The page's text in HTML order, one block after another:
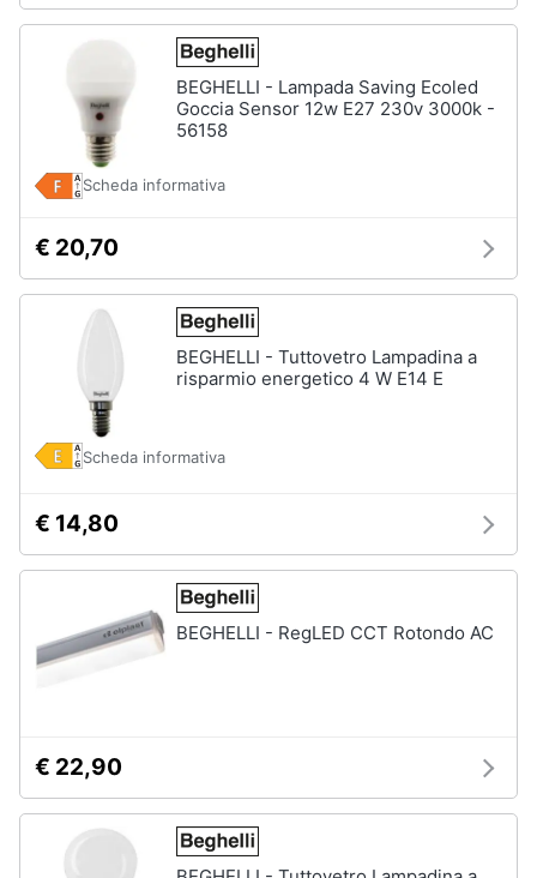
BEGHELLI - Lampada Saving Ecoled
Goccia Sensor 12w E27 230v 3000k -
56158
Scheda informativa
€ 20,70
BEGHELLI - Tuttovetro Lampadina a
risparmio energetico 4 W E14 E
Scheda informativa
€ 14,80
BEGHELLI - RegLED CCT Rotondo AC
€ 22,90